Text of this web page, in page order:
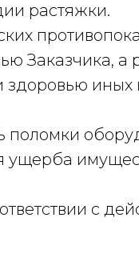
растяжки.
Заказчика, а
здоровью
поломки
ущерба
с